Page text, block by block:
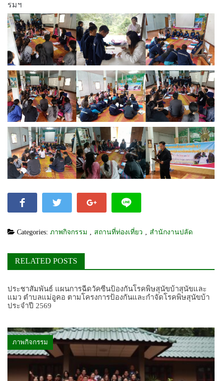
รมฯ
Categories: ภาพกิจกรรม สถานที่ท่องเที่ยว สำนักงานปลัด
RELATED POSTS
ประชาสัมพันธ์ แผนการฉีดวัคซีนป้องกันโรคพิษสุนัขบ้าสุนัขและ
แมว ตำบลแม่อูคอ ตามโครงการป้องกันและกำจัดโรคพิษสุนัขบ้า
ประจำปี 2569
ภาพกิจกรรม